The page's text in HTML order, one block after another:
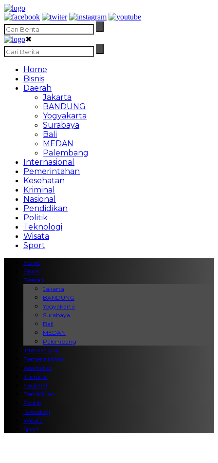
✖
Home
Bisnis
Daerah
Jakarta
BANDUNG
Yogyakarta
Surabaya
Bali
MEDAN
Palembang
Internasional
Pemerintahan
Kesehatan
Kriminal
Nasional
Pendidikan
Politik
Teknologi
Wisata
Sport
Home
Bisnis
Daerah
Jakarta
BANDUNG
Yogyakarta
Surabaya
Bali
MEDAN
Palembang
Internasional
Pemerintahan
Kesehatan
Kriminal
Nasional
Pendidikan
Politik
Teknologi
Wisata
Sport